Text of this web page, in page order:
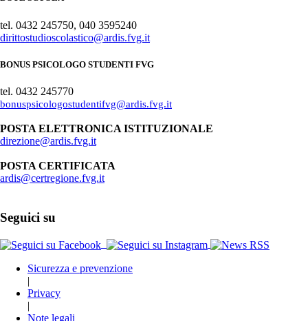
tel. 0432 245750, 040 3595240
dirittostudioscolastico@ardis.fvg.it
BONUS PSICOLOGO STUDENTI FVG
tel. 0432 245770
bonuspsicologostudentifvg@ardis.fvg.it
POSTA ELETTRONICA ISTITUZIONALE
direzione@ardis.fvg.it
POSTA CERTIFICATA
ardis@certregione.fvg.it
Seguici su
Sicurezza e prevenzione
|
Privacy
|
Note legali